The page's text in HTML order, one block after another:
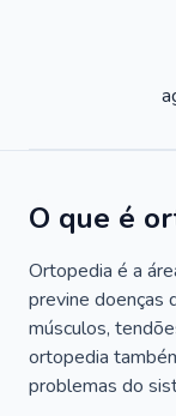
O que é
Ortopedia é a
previne doenças
músculos,
ortopedia
problemas do